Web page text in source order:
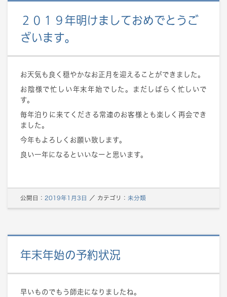
２０１９年明けましておめでとうご
ざいます。
お天気も良く穏やかなお正月を迎えることができました。
お陰様で忙しい年末年始でした。まだしばらく忙しいで
す。
毎年泊りに来てくださる常連のお客様とも楽しく再会でき
ました。
今年もよろしくお願い致します。
良い一年になるといいなーと思います。
公開日： 2019年1月3日 ／ カテゴリ： 未分類
年末年始の予約状況
早いものでもう師走になりましたね。